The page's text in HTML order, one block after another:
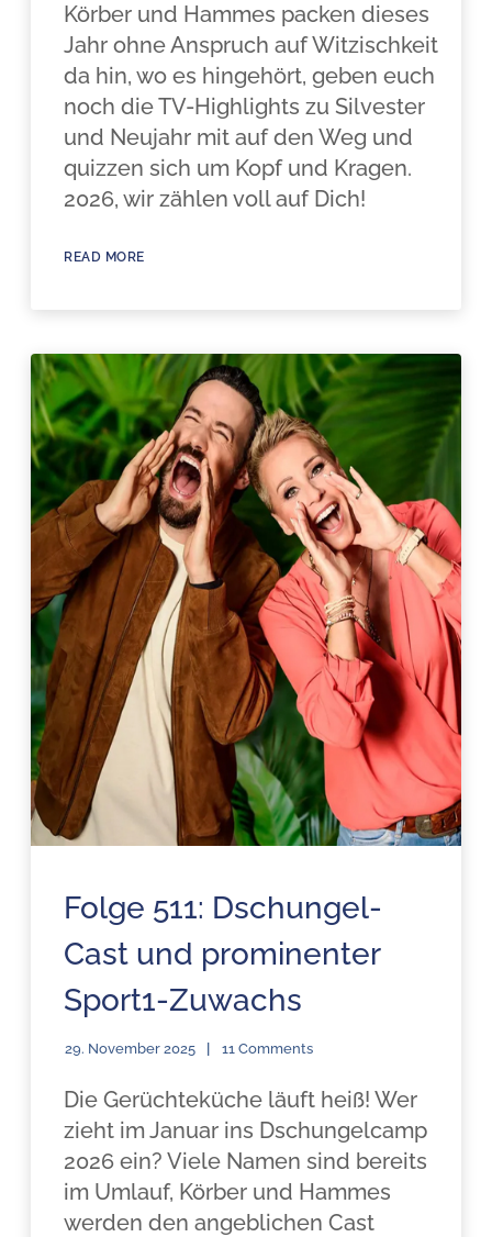
Körber und Hammes packen dieses
Jahr ohne Anspruch auf Witzischkeit
da hin, wo es hingehört, geben euch
noch die TV-Highlights zu Silvester
und Neujahr mit auf den Weg und
quizzen sich um Kopf und Kragen.
2026, wir zählen voll auf Dich!
READ MORE
Folge 511: Dschungel-
Cast und prominenter
Sport1-Zuwachs
29. November 2025 11 Comments
Die Gerüchteküche läuft heiß! Wer
zieht im Januar ins Dschungelcamp
2026 ein? Viele Namen sind bereits
im Umlauf, Körber und Hammes
werden den angeblichen Cast